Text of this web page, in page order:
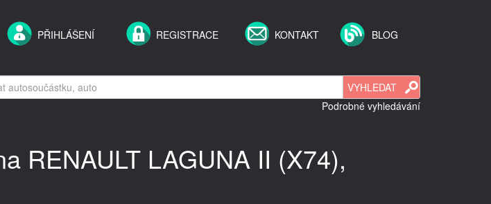
PŘIHLÁŠENÍ REGISTRACE KONTAKT BLOG
Podrobné vyhledávání
RENAULT LAGUNA II (X74),